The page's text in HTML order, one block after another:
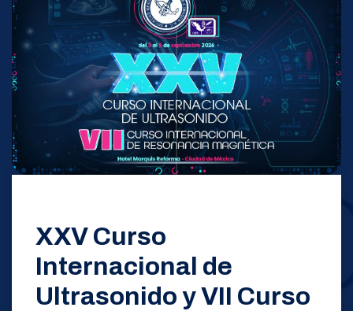
XXV Curso
Internacional de
Ultrasonido y VII Curso